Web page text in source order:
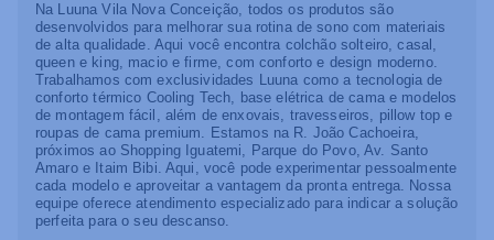
Na Luuna Vila Nova Conceição, todos os produtos são
desenvolvidos para melhorar sua rotina de sono com materiais
de alta qualidade. Aqui você encontra colchão solteiro, casal,
queen e king, macio e firme, com conforto e design moderno.
Trabalhamos com exclusividades Luuna como a tecnologia de
conforto térmico Cooling Tech, base elétrica de cama e modelos
de montagem fácil, além de enxovais, travesseiros, pillow top e
roupas de cama premium. Estamos na R. João Cachoeira,
próximos ao Shopping Iguatemi, Parque do Povo, Av. Santo
Amaro e Itaim Bibi. Aqui, você pode experimentar pessoalmente
cada modelo e aproveitar a vantagem da pronta entrega. Nossa
equipe oferece atendimento especializado para indicar a solução
perfeita para o seu descanso.